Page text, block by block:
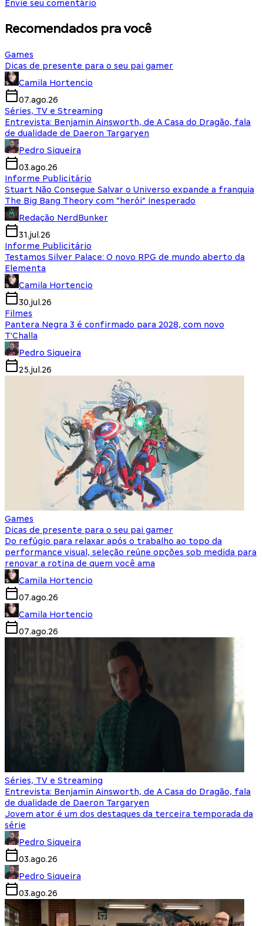
Envie seu comentário
Recomendados pra você
Games
Dicas de presente para o seu pai gamer
Camila Hortencio
07.ago.26
Séries, TV e Streaming
Entrevista: Benjamin Ainsworth, de A Casa do Dragão, fala
de dualidade de Daeron Targaryen
Pedro Siqueira
03.ago.26
Informe Publicitário
Stuart Não Consegue Salvar o Universo expande a franquia
The Big Bang Theory com “herói” inesperado
Redação NerdBunker
31.jul.26
Informe Publicitário
Testamos Silver Palace: O novo RPG de mundo aberto da
Elementa
Camila Hortencio
30.jul.26
Filmes
Pantera Negra 3 é confirmado para 2028, com novo
T'Challa
Pedro Siqueira
25.jul.26
Games
Dicas de presente para o seu pai gamer
Do refúgio para relaxar após o trabalho ao topo da
performance visual, seleção reúne opções sob medida para
renovar a rotina de quem você ama
Camila Hortencio
07.ago.26
Camila Hortencio
07.ago.26
Séries, TV e Streaming
Entrevista: Benjamin Ainsworth, de A Casa do Dragão, fala
de dualidade de Daeron Targaryen
Jovem ator é um dos destaques da terceira temporada da
série
Pedro Siqueira
03.ago.26
Pedro Siqueira
03.ago.26